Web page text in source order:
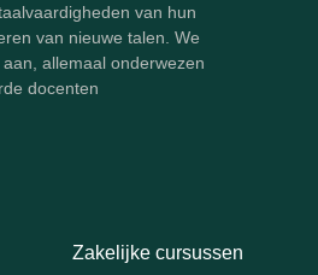
van hun
van nieuwe talen. We
allemaal onderwezen
docenten
Zakelijke cursussen